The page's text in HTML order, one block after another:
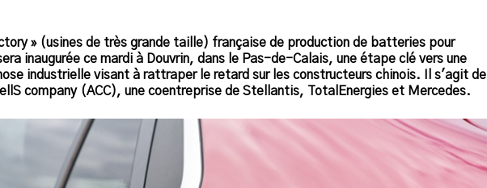
» (usines de très grande taille) française de production de batteries pour
inaugurée ce mardi à Douvrin, dans le Pas-de-Calais, une étape clé vers une
industrielle visant à rattraper le retard sur les constructeurs chinois. Il s'agit de
company (ACC), une coentreprise de Stellantis, TotalEnergies et Mercedes.